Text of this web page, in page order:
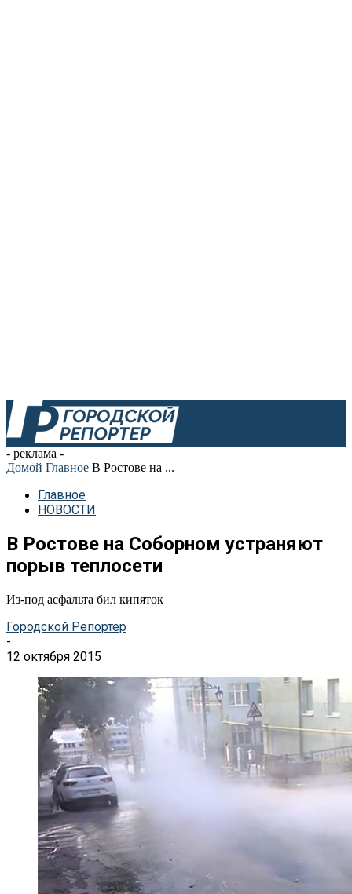
- реклама -
Домой Главное В Ростове на ...
Главное
НОВОСТИ
В Ростове на Соборном устраняют
порыв теплосети
Из-под асфальта бил кипяток
Городской Репортер
-
12 октября 2015